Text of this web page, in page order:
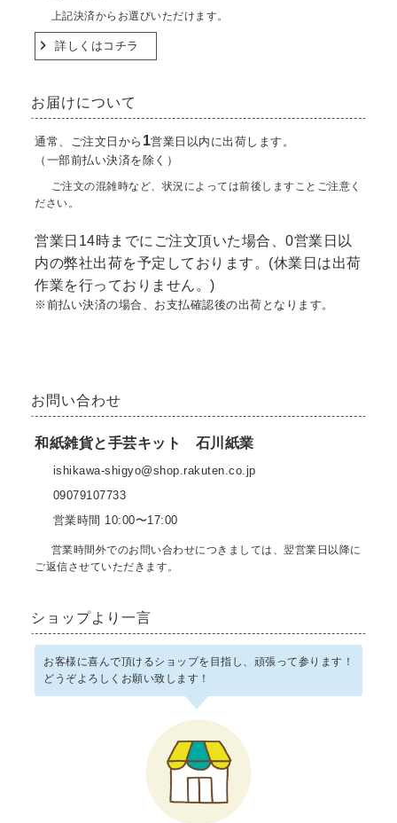
上記決済からお選びいただけます。
詳しくはコチラ
お届けについて
通常、ご注文日から 1営業日以内に出荷します。
（一部前払い決済を除く）
ご注文の混雑時など、状況によっては前後しますことご注意く
ださい。
営業日14時までにご注文頂いた場合、0営業日以
内の弊社出荷を予定しております。(休業日は出荷
作業を行っておりません。)
※前払い決済の場合、お支払確認後の出荷となります。
お問い合わせ
和紙雑貨と手芸キット 石川紙業
ishikawa-shigyo@shop.rakuten.co.jp
09079107733
営業時間 10:00〜17:00
営業時間外でのお問い合わせにつきましては、翌営業日以降に
ご返信させていただきます。
ショップより一言
お客様に喜んで頂けるショップを目指し、頑張って参ります！
どうぞよろしくお願い致します！